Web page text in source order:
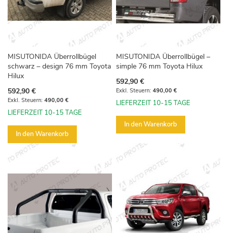
MISUTONIDA Überrollbügel
schwarz – design 76 mm Toyota
Hilux
592,90 €
490,00 €
LIEFERZEIT 10-15 TAGE
In den Warenkorb
MISUTONIDA Überrollbügel –
simple 76 mm Toyota Hilux
592,90 €
490,00 €
LIEFERZEIT 10-15 TAGE
In den Warenkorb